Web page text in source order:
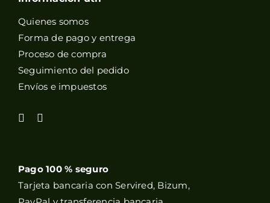
Quienes somos
Forma de pago y entrega
Proceso de compra
Seguimiento del pedido
Envíos e impuestos
Pago 100 % seguro
Tarjeta bancaria con Servired, Bizum,